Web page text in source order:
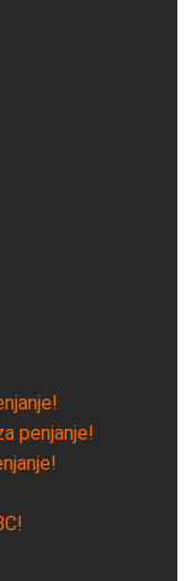
penjanje!